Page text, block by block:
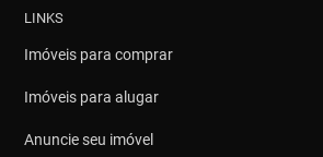
LINKS
Imóveis para comprar
Imóveis para alugar
Anuncie seu imóvel